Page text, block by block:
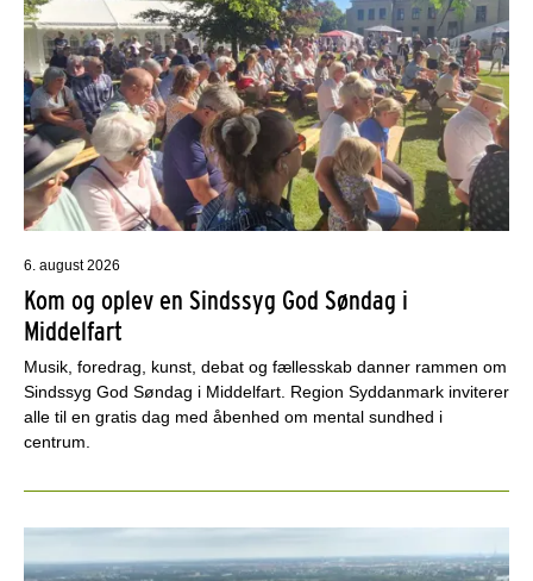
6. august 2026
Kom og oplev en Sindssyg God Søndag i
Middelfart
Musik, foredrag, kunst, debat og fællesskab danner rammen om
Sindssyg God Søndag i Middelfart. Region Syddanmark inviterer
alle til en gratis dag med åbenhed om mental sundhed i
centrum.